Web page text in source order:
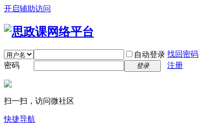
开启辅助访问
自动登录 找回密码
密码
登录 注册
扫一扫，访问微社区
快捷导航